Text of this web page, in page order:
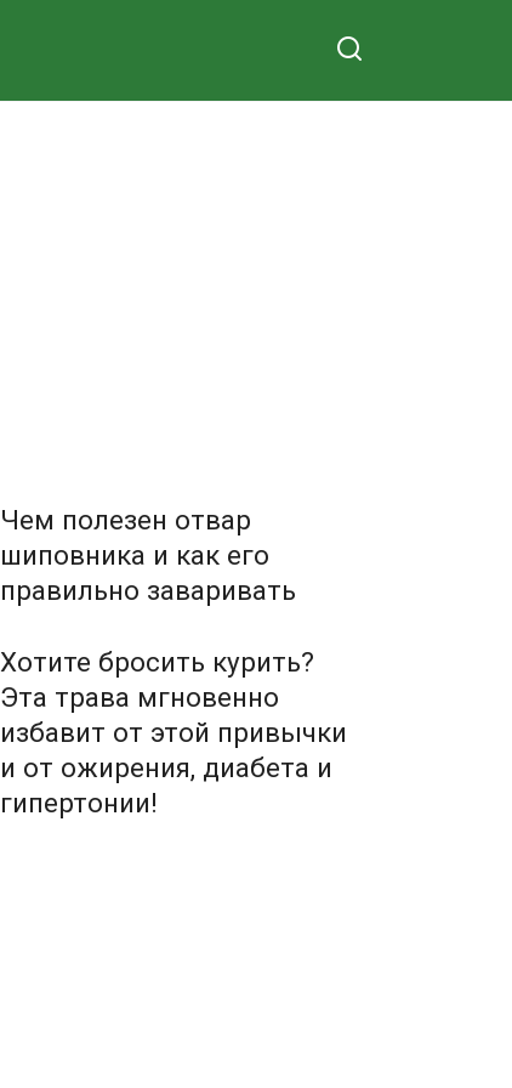
Чем полезен отвар
шиповника и как его
правильно заваривать
Хотите бросить курить?
Эта трава мгновенно
избавит от этой привычки
и от ожирения, диабета и
гипертонии!